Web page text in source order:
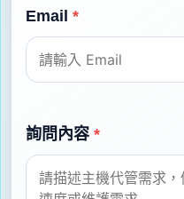
Email *
詢問內容 *